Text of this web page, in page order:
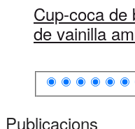
Cup-coca de
de vainilla
Publicacions